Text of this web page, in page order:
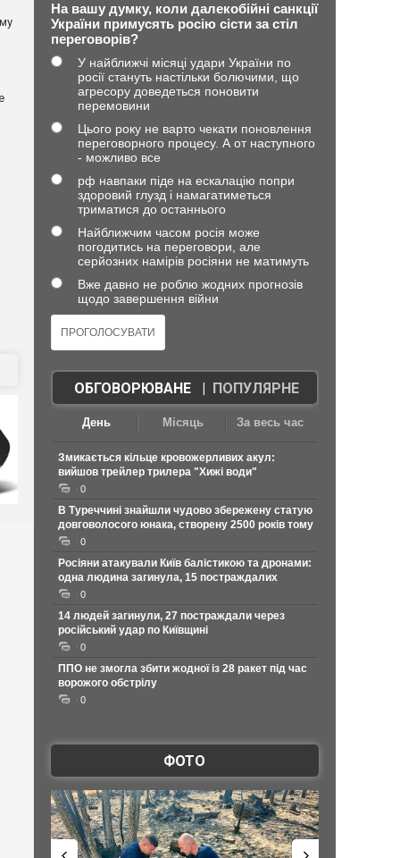
На вашу думку, коли далекобійні санкції
України примусять росію сісти за стіл
переговорів?
У найближчі місяці удари України по
росії стануть настільки болючими, що
агресору доведеться поновити
перемовини
Цього року не варто чекати поновлення
переговорного процесу. А от наступного
- можливо все
рф навпаки піде на ескалацію попри
здоровий глузд і намагатиметься
триматися до останнього
Найближчим часом росія може
погодитись на переговори, але
серйозних намірів росіяни не матимуть
Вже давно не роблю жодних прогнозів
щодо завершення війни
ОБГОВОРЮВАНЕ| ПОПУЛЯРНЕ
День Місяць За весь час
Змикається кільце кровожерливих акул:
вийшов трейлер трилера "Хижі води"
0
В Туреччині знайшли чудово збережену статую
довговолосого юнака, створену 2500 років тому
0
Росіяни атакували Київ балістикою та дронами:
одна людина загинула, 15 постраждалих
0
14 людей загинули, 27 постраждали через
російський удар по Київщині
0
ППО не змогла збити жодної із 28 ракет під час
ворожого обстрілу
0
ФОТО